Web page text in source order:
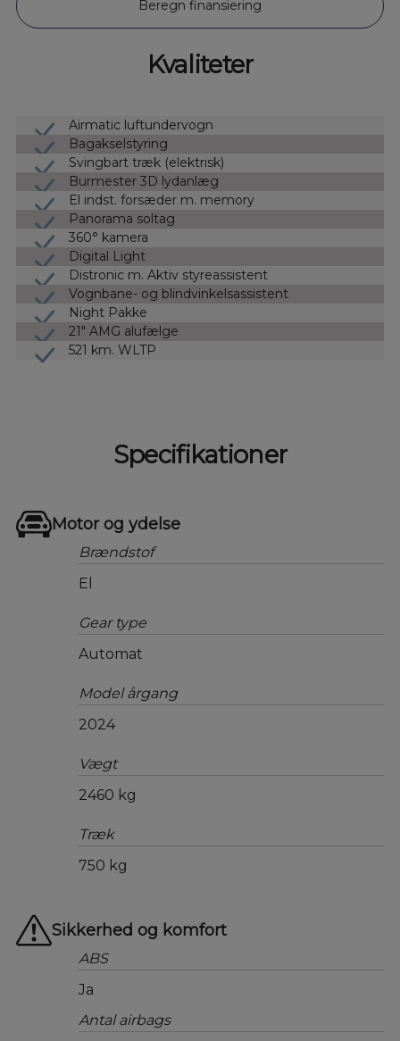
Beregn finansiering
Kvaliteter
Airmatic luftundervogn
Bagakselstyring
Svingbart træk (elektrisk)
Burmester 3D lydanlæg
El indst. forsæder m. memory
Panorama soltag
360° kamera
Digital Light
Distronic m. Aktiv styreassistent
Vognbane- og blindvinkelsassistent
Night Pakke
21" AMG alufælge
521 km. WLTP
Specifikationer
Motor og ydelse
Brændstof
El
Gear type
Automat
Model årgang
2024
Vægt
2460 kg
Træk
750 kg
Sikkerhed og komfort
ABS
Ja
Antal airbags